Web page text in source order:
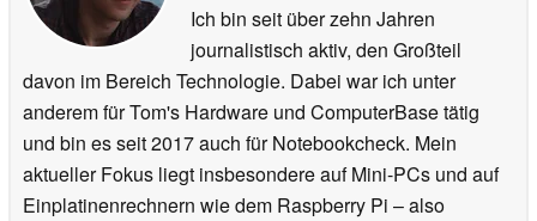
Ich bin seit über zehn Jahren
journalistisch aktiv, den Großteil
davon im Bereich Technologie. Dabei war ich unter
anderem für Tom's Hardware und ComputerBase tätig
und bin es seit 2017 auch für Notebookcheck. Mein
aktueller Fokus liegt insbesondere auf Mini-PCs und auf
Einplatinenrechnern wie dem Raspberry Pi – also